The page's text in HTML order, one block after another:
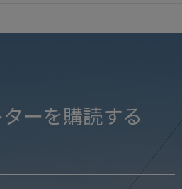
ーを購読する